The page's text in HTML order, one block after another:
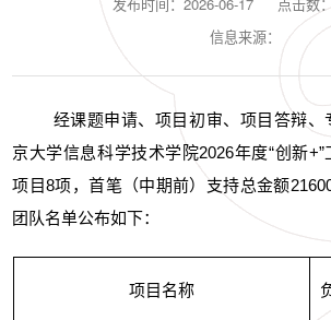
信息来源：
经课题申请、项目初审、项目答辩
京大学信息科学技术学院2026年度“创新
项目8项，首笔（中期前）支持总金额
团队名单公布如下：
项目名称